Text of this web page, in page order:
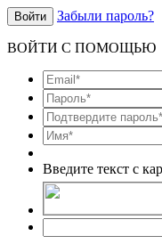
Войти Забыли пароль?
ВОЙТИ С ПОМОЩЬЮ
Введите текст с